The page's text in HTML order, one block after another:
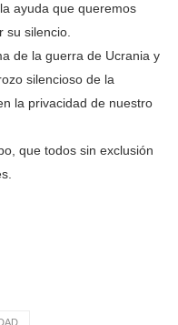
ayuda que queremos
silencio.
de la guerra de Ucrania y
silencioso de la
la privacidad de nuestro
que todos sin exclusión